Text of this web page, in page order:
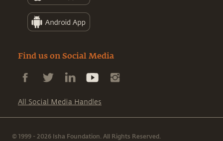
Find us on Social Media
All Social Media Handles
© 1999 - 2026 Isha Foundation. All Rights Reserved.